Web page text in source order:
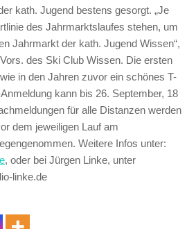
kath. Jugend bestens gesorgt. „Je
des Jahrmarktslaufes stehen, um
Jahrmarkt der kath. Jugend Wissen“,
des Ski Club Wissen. Die ersten
in den Jahren zuvor ein schönes T-
kann bis 26. September, 18
für alle Distanzen werden
dem jeweiligen Lauf am
Weitere Infos unter:
, oder bei Jürgen Linke, unter
linke.de